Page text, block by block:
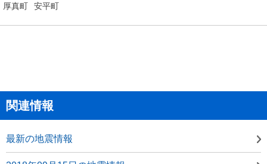
厚真町 安平町
関連情報
最新の地震情報